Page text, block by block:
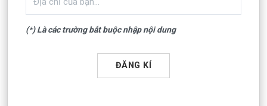
(*) Là các trường bắt buộc nhập nội dung